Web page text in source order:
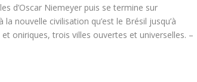
d’Oscar Niemeyer puis se termine sur
nouvelle civilisation qu’est le Brésil jusqu’à
oniriques, trois villes ouvertes et universelles. –